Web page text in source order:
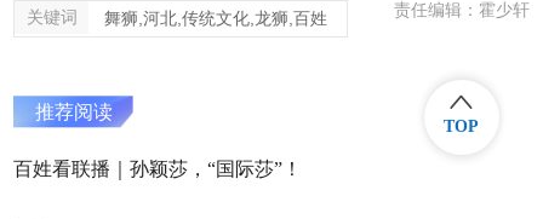
关键词 舞狮,河北,传统文化,龙狮,百姓 责任编辑：霍少轩
推荐阅读
百姓看联播｜孙颖莎，“国际莎”！
TOP